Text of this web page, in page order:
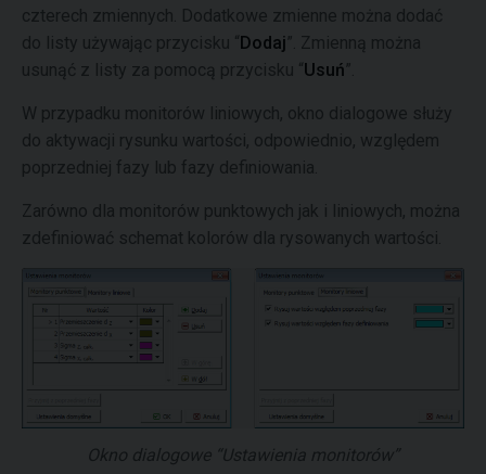
czterech zmiennych. Dodatkowe zmienne można dodać
do listy używając przycisku “Dodaj”. Zmienną można
usunąć z listy za pomocą przycisku “Usuń”.
W przypadku monitorów liniowych, okno dialogowe służy
do aktywacji rysunku wartości, odpowiednio, względem
poprzedniej fazy lub fazy definiowania.
Zarówno dla monitorów punktowych jak i liniowych, można
zdefiniować schemat kolorów dla rysowanych wartości.
Okno dialogowe “Ustawienia monitorów”